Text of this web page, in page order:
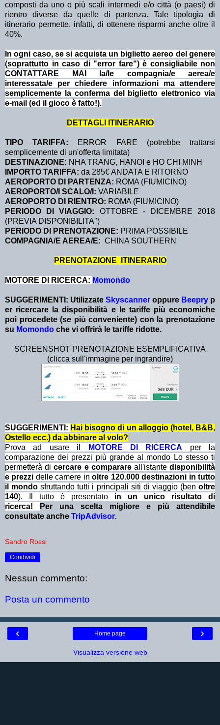
composti da uno o più scali intermedi e/o città (o paesi) di
rientro diverse da quelle di partenza. Tale tipologia di
itinerario permette, infatti, di ottenere risparmi anche oltre il
40%.
In ogni caso, se si acquista un biglietto aereo del genere
(soprattutto in caso di "error fare") è consigliabile non
CONTATTARE MAI la/le compagnia/e aerea/e
interessata/e per chiedere informazioni ma attendere
semplicemente la conferma del biglietto elettronico via
e-mail (ed il gioco è fatto!).
DETTAGLI ITINERARIO
TIPO TARIFFA: ERROR FARE (potrebbe trattarsi
semplicemente di un'offerta limitata)
DESTINAZIONE: NHA TRANG, HANOI e HO CHI MINH
IMPORTO TARIFFA: da 285€ ANDATA E RITORNO
AEROPORTO DI PARTENZA: ROMA (FIUMICINO)
AEROPORTO/I SCALO/I: VARIABILE
AEROPORTO DI RIENTRO: ROMA (FIUMICINO)
PERIODO DI VIAGGIO: OTTOBRE - DICEMBRE 2018
(PREVIA DISPONIBILITA'')
PERIODO DI PRENOTAZIONE: PRIMA POSSIBILE
COMPAGNIA/E AEREA/E: CHINA SOUTHERN
PRENOTAZIONE ITINERARIO
MOTORE DI RICERCA: Momondo
SUGGERIMENTI: Utilizzate Skyscanner oppure Beepry p
er ricercare la disponibilità e le tariffe più economiche
poi procedete (se più conveniente) con la prenotazione
su Momondo che vi offrirà le tariffe ridotte.
SCREENSHOT PRENOTAZIONE ESEMPLIFICATIVA
(clicca sull'immagine per ingrandire)
SUGGERIMENTI: Hai bisogno di un alloggio (hotel, B&B,
Ostello ecc.) da abbinare al volo?
Prova ad usare il
MOTORE DI RICERCA
per la
comparazione dei prezzi più grande al mondo Lo stesso ti
permetterà dicercare e comparare all'istantedisponibilità
e prezzi delle camere inoltre 120.000 destinazioni in tutto
il mondo sfruttando tutti i principali siti di viaggio (benoltre
140). Il tutto è presentato in un unico risultato di
ricerca!
Per una scelta migliore e più attendibile
consultate anche TripAdvisor.
Sandro Rossi
Condividi
Nessun commento:
Posta un commento
‹ ›
Home page
Visualizza versione web